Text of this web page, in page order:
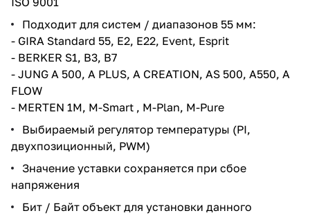
Подходит для систем / диапазонов 55 мм:
- GIRA Standard 55, E2, E22, Event, Esprit
- BERKER S1, B3, B7
- JUNG A 500, A PLUS, A CREATION, AS 500, A550, A
FLOW
- MERTEN 1M, M-Smart , M-Plan, M-Pure
Выбираемый регулятор температуры (PI,
двухпозиционный, PWM)
Значение уставки сохраняется при сбое
напряжения
Бит / Байт объект для установки данного